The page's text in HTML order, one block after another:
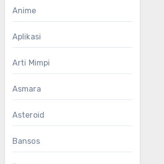
Anime
Aplikasi
Arti Mimpi
Asmara
Asteroid
Bansos